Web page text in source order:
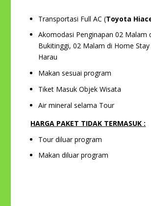
Transportasi Full AC (Toyota
Akomodasi Penginapan 02 Malam
Bukitinggi, 02 Malam di Home
Harau
Makan sesuai program
Tiket Masuk Objek Wisata
Air mineral selama Tour
HARGA PAKET TIDAK TERMASUK :
Tour diluar program
Makan diluar program